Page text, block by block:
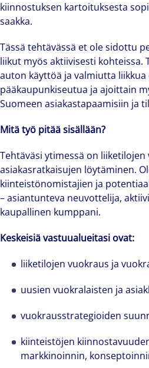
kiinnostuksen kartoituksesta
saakka.
Tässä tehtävässä et ole sidottu
liikut myös aktiivisesti kohteissa.
auton käyttöä ja valmiutta
pääkaupunkiseutua ja ajoittain
Suomeen asiakastapaamisiin ja
Mitä työ pitää sisällään?
Tehtäväsi ytimessä on liiketilojen
asiakasratkaisujen löytäminen.
kiinteistönomistajien ja
– asiantunteva neuvottelija,
kaupallinen kumppani.
Keskeisiä vastuualueitasi ovat:
liiketilojen vuokraus ja
uusien vuokralaisten ja
vuokrausstrategioiden
kiinteistöjen
markkinoinnin,